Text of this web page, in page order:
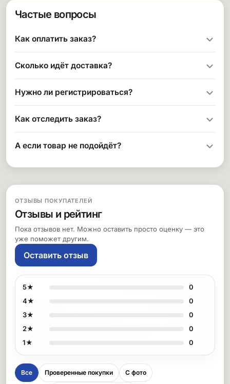
Частые вопросы
Как оплатить заказ?
Сколько идёт доставка?
Нужно ли регистрироваться?
Как отследить заказ?
А если товар не подойдёт?
ОТЗЫВЫ ПОКУПАТЕЛЕЙ
Отзывы и рейтинг
Пока отзывов нет. Можно оставить просто оценку — это
уже поможет другим.
Оставить отзыв
5★
0
4★
0
3★
0
2★
0
1★
0
Все Проверенные покупки С фото